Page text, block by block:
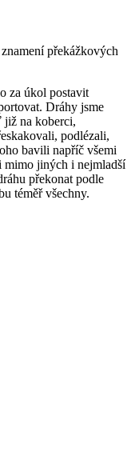
překážkových
za úkol postavit
Dráhy jsme
již na koberci,
podlézali,
bavili napříč všemi
jiných i nejmladší
překonat podle
téměř všechny.